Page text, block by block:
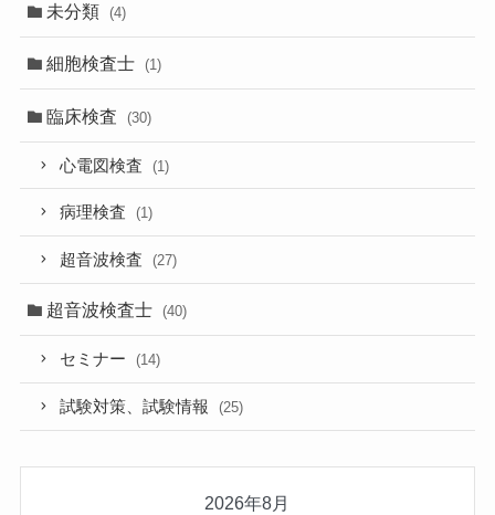
未分類 (4)
細胞検査士 (1)
臨床検査 (30)
心電図検査 (1)
病理検査 (1)
超音波検査 (27)
超音波検査士 (40)
セミナー (14)
試験対策、試験情報 (25)
2026年8月